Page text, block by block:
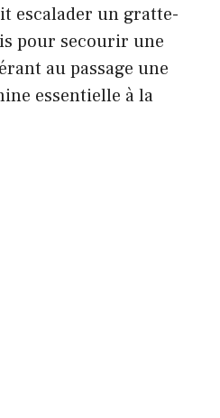
escalader un gratte-
pour secourir une
au passage une
essentielle à la